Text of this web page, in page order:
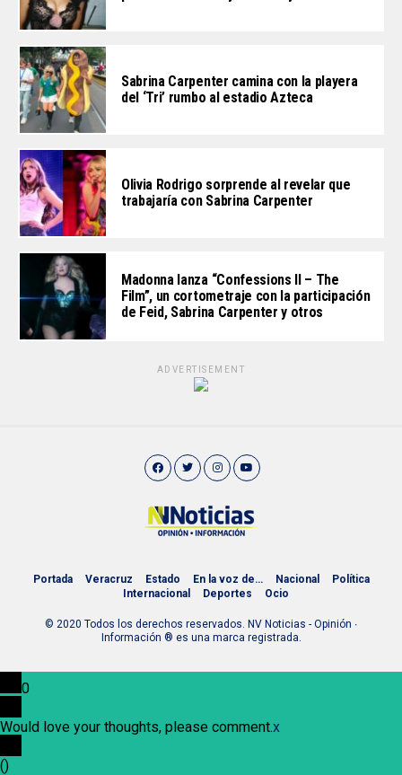
Sabrina Carpenter camina con la playera
del ‘Tri’ rumbo al estadio Azteca
Olivia Rodrigo sorprende al revelar que
trabajaría con Sabrina Carpenter
Madonna lanza “Confessions II – The
Film”, un cortometraje con la participación
de Feid, Sabrina Carpenter y otros
ADVERTISEMENT
Portada Veracruz Estado En la voz de… Nacional
Política
Internacional
Deportes Ocio
© 2020 Todos los derechos reservados. NV Noticias - Opinión ∙
Información ® es una marca registrada.
0
Would love your thoughts, please comment.x
()